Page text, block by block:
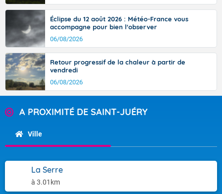
Éclipse du 12 août 2026 : Météo-France vous
accompagne pour bien l'observer
06/08/2026
Retour progressif de la chaleur à partir de
vendredi
06/08/2026
A PROXIMITÉ DE SAINT-JUÉRY
Ville
La Serre
à 3.01km